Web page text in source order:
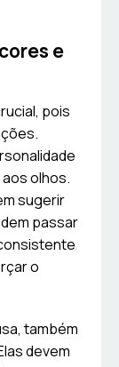
e
pois
olhos.
sugerir
passar
o
também
devem